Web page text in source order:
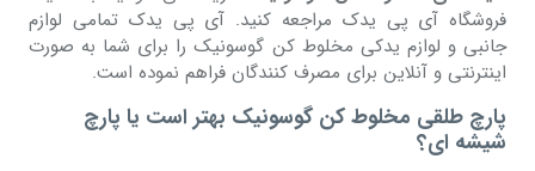
فروشگاه آی پی یدک مراجعه کنید. آی پی یدک تمامی لوازم
جانبی و لوازم یدکی مخلوط کن گوسونیک را برای شما به صورت
اینترنتی و آنلاین برای مصرف کنندگان فراهم نموده است.
پارچ طلقی مخلوط کن گوسونیک بهتر است یا پارچ
شیشه ای؟